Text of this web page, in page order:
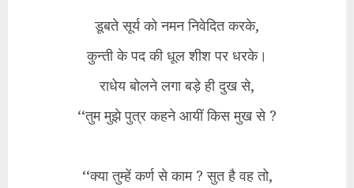
डूबते सूर्य को नमन निवेदित करके,
कुन्ती के पद की धूल शीश पर धरके।
राधेय बोलने लगा बड़े ही दुख से,
‘‘तुम मुझे पुत्र कहने आयीं किस मुख से ?
‘‘क्या तुम्हें कर्ण से काम ? सुत है वह तो,